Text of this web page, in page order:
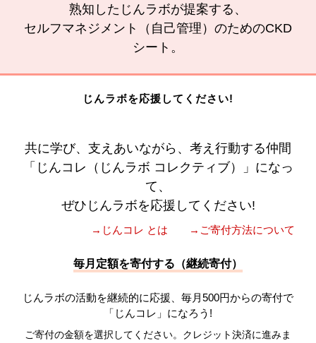
熟知したじんラボが提案する、
セルフマネジメント（自己管理）のためのCKD
シート。
じんラボを応援してください!
共に学び、支えあいながら、考え行動する仲間
「じんコレ（じんラボ コレクティブ）」になっ
て、
ぜひじんラボを応援してください!
→じんコレ とは →ご寄付方法について
毎月定額を寄付する（継続寄付）
じんラボの活動を継続的に応援、毎月500円からの寄付で
「じんコレ」になろう!
ご寄付の金額を選択してください。クレジット決済に進みま